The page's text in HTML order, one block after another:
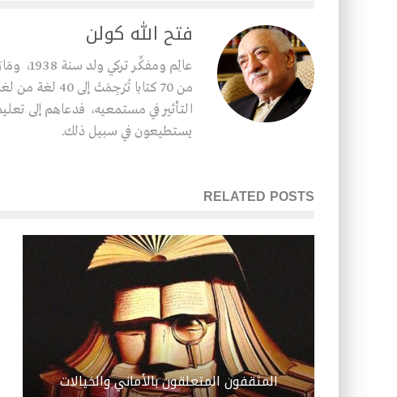
فتح الله كولن
عالِم
من 70 كتابا
التأثير في مستمعيه، فدعاهم إلى
يستطيعون في سبيل ذلك.
RELATED POSTS
المثقفون المتعلقون بالأماني والخيالات